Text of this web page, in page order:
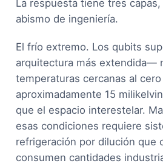
La respuesta tiene tres
abismo de ingeniería.
El frío extremo. Los qubits
arquitectura más extendida—
temperaturas cercanas al
aproximadamente 15
que el espacio interestelar.
esas condiciones requiere
refrigeración por dilución que
consumen cantidades